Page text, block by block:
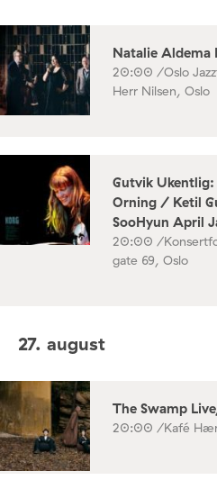
Natalie Aldema
20:00 /Oslo
Herr Nilsen, Oslo
Gutvik
Orning / Ketil
SooHyun April
20:00 /
gate 69, Oslo
27. august
The Swamp
20:00 /Kafé